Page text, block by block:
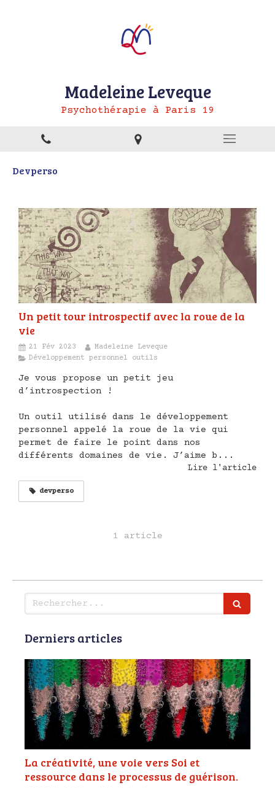
Madeleine Leveque
Psychothérapie à Paris 19
Devperso
Un petit tour introspectif avec la roue de la
vie
21 Fév 2023
Madeleine Leveque
Développement personnel outils
Je vous propose un petit jeu
d’introspection !
Un outil utilisé dans le développement
personnel appelé la roue de la vie qui
permet de faire le point dans nos
différents domaines de vie. J’aime b...
Lire l'article
devperso
1 article
Rechercher
Derniers articles
La créativité, une voie vers Soi et
ressource dans le processus de guérison.